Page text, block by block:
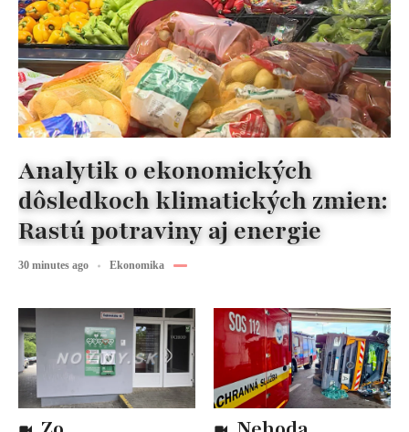
Analytik o ekonomických
dôsledkoch klimatických zmien:
Rastú potraviny aj energie
30 minutes ago Ekonomika